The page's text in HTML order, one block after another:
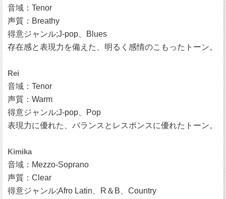
音域：Tenor
声質：Breathy
得意ジャンル;J-pop、Blues
存在感と表現力を備えた、明るく感情のこもったトーン。
Rei
音域：Tenor
声質：Warm
得意ジャンル;J-pop、Pop
表現力に優れた、バランスとレスポンスに優れたトーン。
Kimika
音域：Mezzo-Soprano
声質：Clear
得意ジャンル;Afro Latin、R＆B、Country